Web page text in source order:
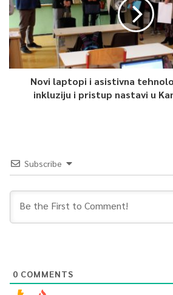
Novi laptopi i asistivna
inkluziju i pristup nastavi u
Subscribe
0 COMMENTS